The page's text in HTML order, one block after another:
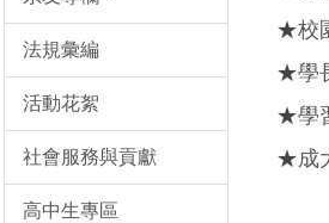
法規彙編
活動花絮
社會服務與貢獻
高中生專區
★校
★學
★學
★成